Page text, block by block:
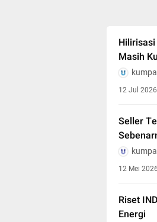
Masih
12 Jul 2026
Seller
12 Mei 2026
Riset
Energi